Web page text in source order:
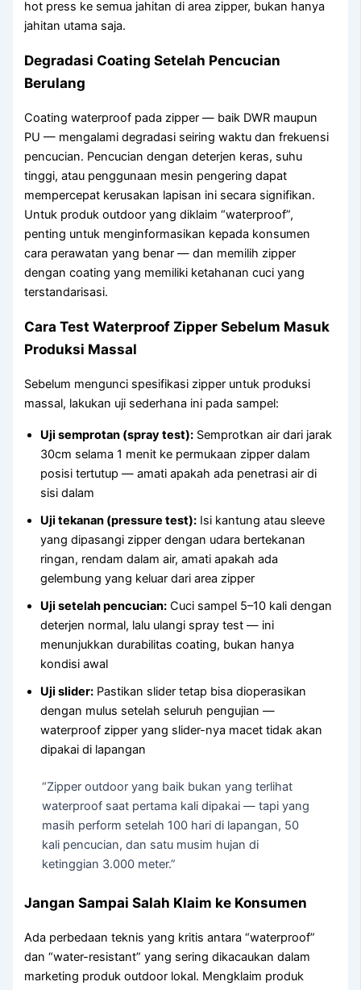
hot press ke semua jahitan di area zipper, bukan hanya
jahitan utama saja.
Degradasi Coating Setelah Pencucian
Berulang
Coating waterproof pada zipper — baik DWR maupun
PU — mengalami degradasi seiring waktu dan frekuensi
pencucian. Pencucian dengan deterjen keras, suhu
tinggi, atau penggunaan mesin pengering dapat
mempercepat kerusakan lapisan ini secara signifikan.
Untuk produk outdoor yang diklaim “waterproof”,
penting untuk menginformasikan kepada konsumen
cara perawatan yang benar — dan memilih zipper
dengan coating yang memiliki ketahanan cuci yang
terstandarisasi.
Cara Test Waterproof Zipper Sebelum Masuk
Produksi Massal
Sebelum mengunci spesifikasi zipper untuk produksi
massal, lakukan uji sederhana ini pada sampel:
Uji semprotan (spray test): Semprotkan air dari jarak
30cm selama 1 menit ke permukaan zipper dalam
posisi tertutup — amati apakah ada penetrasi air di
sisi dalam
Uji tekanan (pressure test): Isi kantung atau sleeve
yang dipasangi zipper dengan udara bertekanan
ringan, rendam dalam air, amati apakah ada
gelembung yang keluar dari area zipper
Uji setelah pencucian: Cuci sampel 5–10 kali dengan
deterjen normal, lalu ulangi spray test — ini
menunjukkan durabilitas coating, bukan hanya
kondisi awal
Uji slider: Pastikan slider tetap bisa dioperasikan
dengan mulus setelah seluruh pengujian —
waterproof zipper yang slider-nya macet tidak akan
dipakai di lapangan
“Zipper outdoor yang baik bukan yang terlihat
waterproof saat pertama kali dipakai — tapi yang
masih perform setelah 100 hari di lapangan, 50
kali pencucian, dan satu musim hujan di
ketinggian 3.000 meter.”
Jangan Sampai Salah Klaim ke Konsumen
Ada perbedaan teknis yang kritis antara “waterproof”
dan “water-resistant” yang sering dikacaukan dalam
marketing produk outdoor lokal. Mengklaim produk